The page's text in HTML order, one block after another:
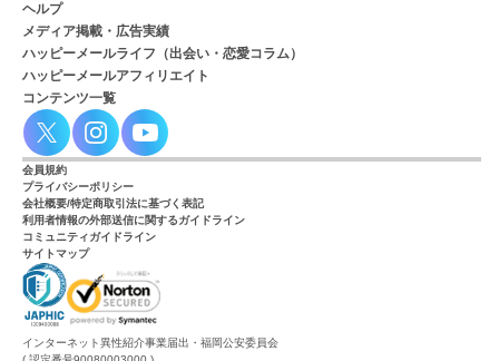
ヘルプ
メディア掲載・広告実績
ハッピーメールライフ（出会い・恋愛コラム）
ハッピーメールアフィリエイト
コンテンツ一覧
会員規約
プライバシーポリシー
会社概要/特定商取引法に基づく表記
利用者情報の外部送信に関するガイドライン
コミュニティガイドライン
サイトマップ
インターネット異性紹介事業届出・福岡公安委員会